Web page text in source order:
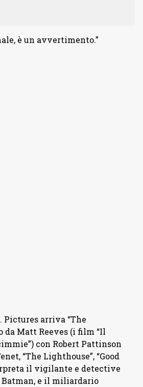
è un avvertimento.”
Pictures arriva “The
da Matt Reeves (i film “Il
con Robert Pattinson
“The Lighthouse”, “Good
il vigilante e detective
Batman, e il miliardario